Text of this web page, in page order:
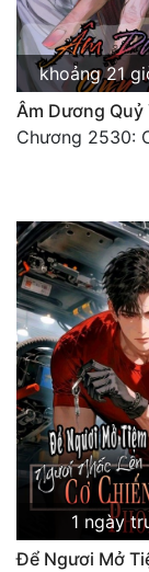
khoảng 21
Âm Dương Quỷ
1 ngày
Để Ngươi Mở